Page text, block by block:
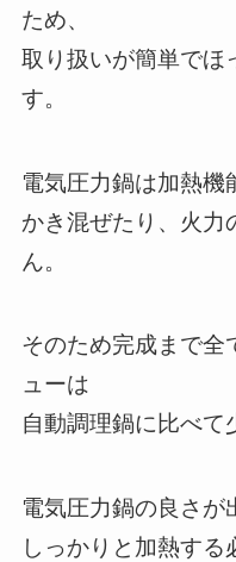
ため、
取り扱いが簡単でほ
す。
電気圧力鍋は加熱機
かき混ぜたり、火力
ん。
そのため完成まで全
ューは
自動調理鍋に比べて
電気圧力鍋の良さが
しっかりと加熱する